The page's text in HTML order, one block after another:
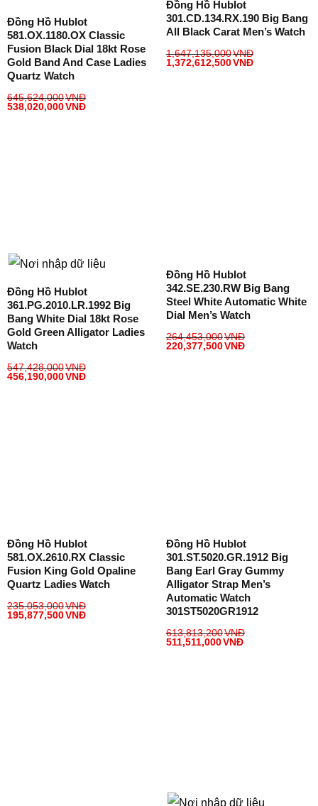
Đồng Hồ Hublot
581.OX.1180.OX Classic
Fusion Black Dial 18kt Rose
Gold Band And Case Ladies
Quartz Watch
645,624,000VNĐ
538,020,000VNĐ
Đồng Hồ Hublot
301.CD.134.RX.190 Big Bang
All Black Carat Men’s Watch
1,647,135,000VNĐ
1,372,612,500VNĐ
Đồng Hồ Hublot
361.PG.2010.LR.1992 Big
Bang White Dial 18kt Rose
Gold Green Alligator Ladies
Watch
547,428,000VNĐ
456,190,000VNĐ
Đồng Hồ Hublot
342.SE.230.RW Big Bang
Steel White Automatic White
Dial Men’s Watch
264,453,000VNĐ
220,377,500VNĐ
Đồng Hồ Hublot
581.OX.2610.RX Classic
Fusion King Gold Opaline
Quartz Ladies Watch
235,053,000VNĐ
195,877,500VNĐ
Đồng Hồ Hublot
301.ST.5020.GR.1912 Big
Bang Earl Gray Gummy
Alligator Strap Men’s
Automatic Watch
301ST5020GR1912
613,813,200VNĐ
511,511,000VNĐ